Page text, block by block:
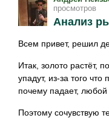
просмотров
Анализ
Всем привет, решил
Итак, золото растёт,
упадут, из-за того
почему падает, любой
Поэтому сочувствую